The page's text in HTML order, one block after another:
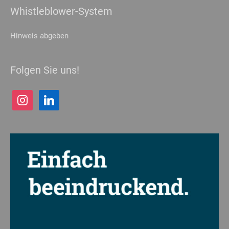
Whistleblower-System
Hinweis abgeben
Folgen Sie uns!
instagramlinkedin